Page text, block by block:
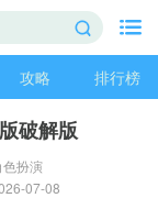
攻略 排行榜
破解版
扮演
07-08